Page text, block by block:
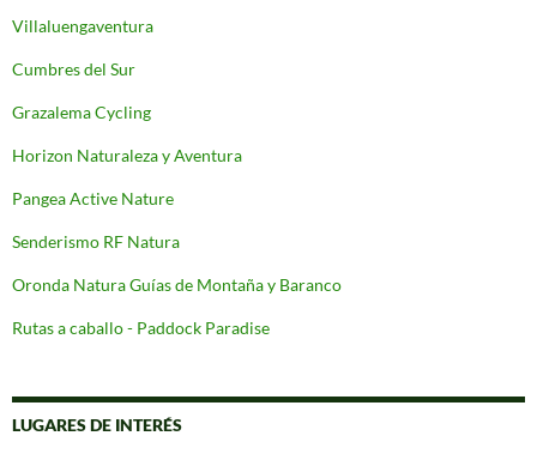
Villaluengaventura
Cumbres del Sur
Grazalema Cycling
Horizon Naturaleza y Aventura
Pangea Active Nature
Senderismo RF Natura
Oronda Natura Guías de Montaña y Baranco
Rutas a caballo - Paddock Paradise
LUGARES DE INTERÉS